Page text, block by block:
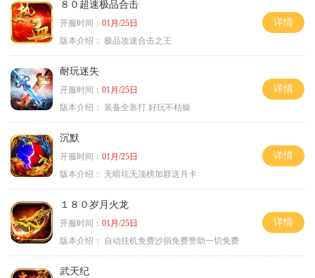
８０超速极品合击
开服时间： 01月/25日
版本介绍： 极品攻速合击之王
详情
耐玩迷失
开服时间： 01月/25日
版本介绍： 装备全靠打.好玩不枯燥
详情
沉默
开服时间： 01月/25日
版本介绍： 无暗坑无顶榜加群送月卡
详情
１８０岁月火龙
开服时间： 01月/25日
版本介绍：
自动挂机免费沙捐免费赞助一切免费
详情
武天纪